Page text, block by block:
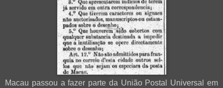
Macau passou a fazer parte da União Postal Universal em